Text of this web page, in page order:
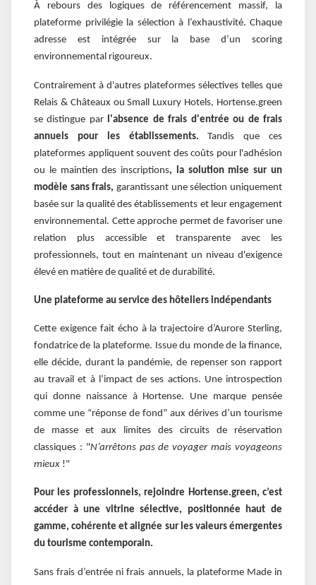
À rebours des logiques de référencement massif, la
plateforme privilégie la sélection à l’exhaustivité. Chaque
adresse est intégrée sur la base d’un scoring
environnemental rigoureux.
Contrairement à d'autres plateformes sélectives telles que
Relais & Châteaux ou Small Luxury Hotels, Hortense.green
se distingue par
l'absence de frais d'entrée ou de frais
annuels pour les établissements. Tandis que ces
plateformes appliquent souvent des coûts pour l'adhésion
ou le maintien des inscriptions, la solution mise sur un
modèle sans frais, garantissant une sélection uniquement
basée sur la qualité des établissements et leur engagement
environnemental. Cette approche permet de favoriser une
relation plus accessible et transparente avec les
professionnels, tout en maintenant un niveau d'exigence
élevé en matière de qualité et de durabilité.
Une plateforme au service des hôteliers indépendants
Cette exigence fait écho à la trajectoire d’Aurore Sterling,
fondatrice de la plateforme. Issue du monde de la finance,
elle décide, durant la pandémie, de repenser son rapport
au travail et à l’impact de ses actions. Une introspection
qui donne naissance à Hortense. Une marque pensée
comme une “réponse de fond” aux dérives d’un tourisme
de masse et aux limites des circuits de réservation
classiques : "N’arrêtons pas de voyager mais voyageons
mieux !"
Pour les professionnels, rejoindre Hortense.green, c’est
accéder à une vitrine sélective, positionnée haut de
gamme, cohérente et alignée sur les valeurs émergentes
du tourisme contemporain.
Sans frais d’entrée ni frais annuels, la plateforme Made in